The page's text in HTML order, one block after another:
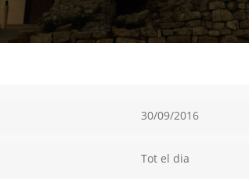
30/09/2016
Tot el dia